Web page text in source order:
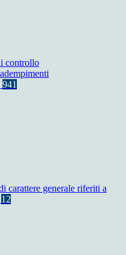
controllo
941
carattere generale riferiti a
12